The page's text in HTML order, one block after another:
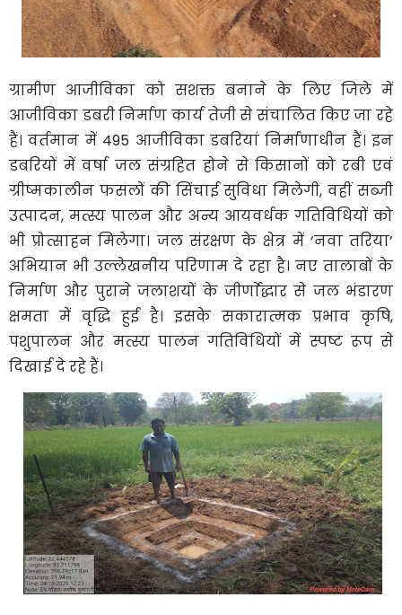
ग्रामीण आजीविका को सशक्त बनाने के लिए जिले में
आजीविका डबरी निर्माण कार्य तेजी से संचालित किए जा रहे
हैं। वर्तमान में 495 आजीविका डबरियां निर्माणाधीन हैं। इन
डबरियों में वर्षा जल संग्रहित होने से किसानों को रबी एवं
ग्रीष्मकालीन फसलों की सिंचाई सुविधा मिलेगी, वहीं सब्जी
उत्पादन, मत्स्य पालन और अन्य आयवर्धक गतिविधियों को
भी प्रोत्साहन मिलेगा। जल संरक्षण के क्षेत्र में ‘नवा तरिया’
अभियान भी उल्लेखनीय परिणाम दे रहा है। नए तालाबों के
निर्माण और पुराने जलाशयों के जीर्णाेद्धार से जल भंडारण
क्षमता में वृद्धि हुई है। इसके सकारात्मक प्रभाव कृषि,
पशुपालन और मत्स्य पालन गतिविधियों में स्पष्ट रूप से
दिखाई दे रहे हैं।